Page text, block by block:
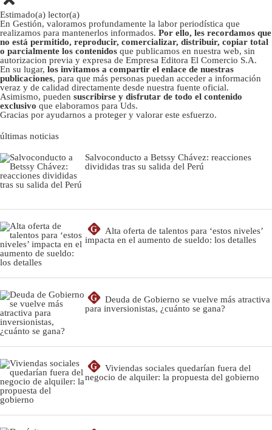
Estimado(a) lector(a)
En Gestión, valoramos profundamente la labor periodística que
realizamos para mantenerlos informados. Por ello, les recordamos que
no está permitido, reproducir, comercializar, distribuir, copiar total
o parcialmente los contenidos que publicamos en nuestra web, sin
autorizacion previa y expresa de Empresa Editora El Comercio S.A.
En su lugar, los invitamos a compartir el enlace de nuestras
publicaciones, para que más personas puedan acceder a información
veraz y de calidad directamente desde nuestra fuente oficial.
Asimismo, pueden suscribirse y disfrutar de todo el contenido
exclusivo que elaboramos para Uds.
Gracias por ayudarnos a proteger y valorar este esfuerzo.
últimas noticias
Salvoconducto a Betssy Chávez: reacciones
divididas tras su salida del Perú
G
Alta oferta de talentos para ‘estos niveles’
impacta en el aumento de sueldo: los detalles
G
Deuda de Gobierno se vuelve más atractiva
para inversionistas, ¿cuánto se gana?
G
Viviendas sociales quedarían fuera del
negocio de alquiler: la propuesta del gobierno